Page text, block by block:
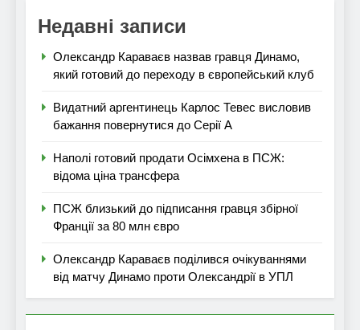
Недавні записи
Олександр Караваєв назвав гравця Динамо,
який готовий до переходу в європейський клуб
Видатний аргентинець Карлос Тевес висловив
бажання повернутися до Серії А
Наполі готовий продати Осімхена в ПСЖ:
відома ціна трансфера
ПСЖ близький до підписання гравця збірної
Франції за 80 млн євро
Олександр Караваєв поділився очікуваннями
від матчу Динамо проти Олександрії в УПЛ